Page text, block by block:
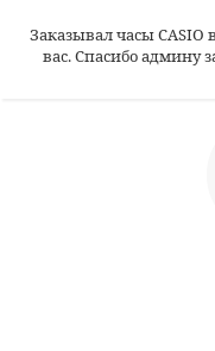
Заказывал часы
вас. Спасибо админу